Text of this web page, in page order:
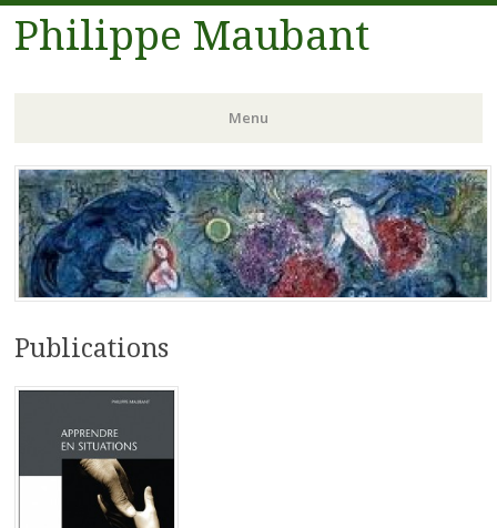
Philippe Maubant
Menu
Aller
au
contenu
principal
Publications